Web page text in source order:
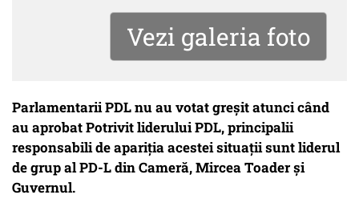
Vezi galeria foto
Parlamentarii PDL nu au votat greşit atunci când
au aprobat Potrivit liderului PDL, principalii
responsabili de apariţia acestei situaţii sunt liderul
de grup al PD-L din Cameră, Mircea Toader şi
Guvernul.